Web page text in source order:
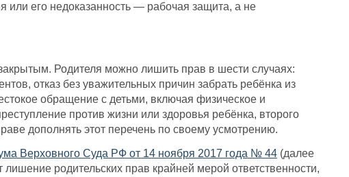
или его недоказанность — рабочая защита, а не
Родителя можно лишить прав в шести случаях:
отказ без уважительных причин забрать ребёнка из
обращение с детьми, включая физическое и
против жизни или здоровья ребёнка, второго
дополнять этот перечень по своему усмотрению.
Верховного Суда РФ от 14 ноября 2017 года № 44 (далее
родительских прав крайней мерой ответственности,